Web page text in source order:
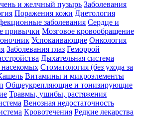
и желчный пузырь Заболевания
Поражения кожи Диетология
заболевания Сердце и
привычки Мозговое кровообращение
Успокаивающие Онкология
Заболевания глаз Геморрой
Дыхательная система
Стоматология (без ухода за
Витамины и микроэлементы
Общеукрепляющие и тонизирующие
Травмы, ушибы, растяжения
Венозная недостаточность
Кровотечения Редкие лекарства